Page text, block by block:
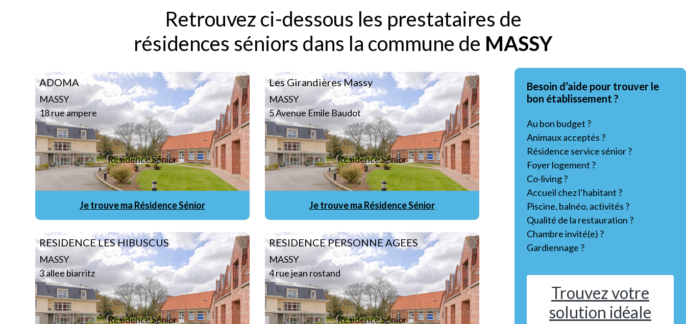
Retrouvez ci-dessous les prestataires de
résidences séniors dans la commune de MASSY
ADOMA
MASSY
18 rue ampere
Résidence Sénior
Je trouve ma Résidence Sénior
Les Girandières Massy
MASSY
5 Avenue Emile Baudot
Résidence Sénior
Je trouve ma Résidence Sénior
RESIDENCE LES HIBUSCUS
MASSY
3 allee biarritz
Résidence Sénior
RESIDENCE PERSONNE AGEES
MASSY
4 rue jean rostand
Résidence Sénior
Besoin d’aide pour trouver le
bon établissement ?
Au bon budget ?
Animaux acceptés ?
Résidence service sénior ?
Foyer logement ?
Co-living ?
Accueil chez l’habitant ?
Piscine, balnéo, activités ?
Qualité de la restauration ?
Chambre invité(e) ?
Gardiennage ?
Trouvez votre
solution idéale